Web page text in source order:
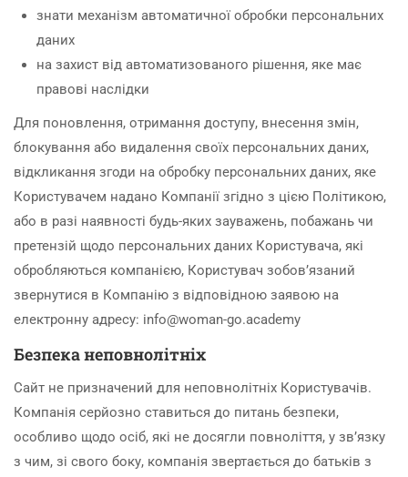
знати механізм автоматичної обробки персональних
даних
на захист від автоматизованого рішення, яке має
правові наслідки
Для поновлення, отримання доступу, внесення змін,
блокування або видалення своїх персональних даних,
відкликання згоди на обробку персональних даних, яке
Користувачем надано Компанії згідно з цією Політикою,
або в разі наявності будь-яких зауважень, побажань чи
претензій щодо персональних даних Користувача, які
обробляються компанією, Користувач зобов’язаний
звернутися в Компанію з відповідною заявою на
електронну адресу: info@woman-go.academy
Безпека неповнолітніх
Сайт не призначений для неповнолітніх Користувачів.
Компанія серйозно ставиться до питань безпеки,
особливо щодо осіб, які не досягли повноліття, у зв’язку
з чим, зі свого боку, компанія звертається до батьків з